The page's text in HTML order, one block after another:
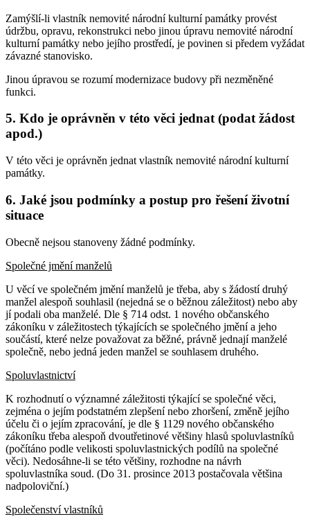
Zamýšlí-li vlastník nemovité národní kulturní památky provést
údržbu, opravu, rekonstrukci nebo jinou úpravu nemovité národní
kulturní památky nebo jejího prostředí, je povinen si předem vyžádat
závazné stanovisko.
Jinou úpravou se rozumí modernizace budovy při nezměněné
funkci.
5. Kdo je oprávněn v této věci jednat (podat žádost
apod.)
V této věci je oprávněn jednat vlastník nemovité národní kulturní
památky.
6. Jaké jsou podmínky a postup pro řešení životní
situace
Obecně nejsou stanoveny žádné podmínky.
Společné jmění manželů
U věcí ve společném jmění manželů je třeba, aby s žádostí druhý
manžel alespoň souhlasil (nejedná se o běžnou záležitost) nebo aby
jí podali oba manželé. Dle § 714 odst. 1 nového občanského
zákoníku v záležitostech týkajících se společného jmění a jeho
součástí, které nelze považovat za běžné, právně jednají manželé
společně, nebo jedná jeden manžel se souhlasem druhého.
Spoluvlastnictví
K rozhodnutí o významné záležitosti týkající se společné věci,
zejména o jejím podstatném zlepšení nebo zhoršení, změně jejího
účelu či o jejím zpracování, je dle § 1129 nového občanského
zákoníku třeba alespoň dvoutřetinové většiny hlasů spoluvlastníků
(počítáno podle velikosti spoluvlastnických podílů na společné
věci). Nedosáhne-li se této většiny, rozhodne na návrh
spoluvlastníka soud. (Do 31. prosince 2013 postačovala většina
nadpoloviční.)
Společenství vlastníků